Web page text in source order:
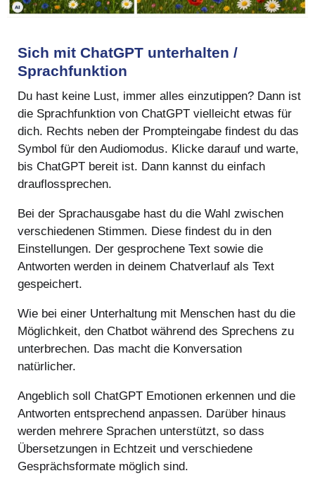
Sich mit ChatGPT unterhalten /
Sprachfunktion
Du hast keine Lust, immer alles einzutippen? Dann ist
die Sprachfunktion von ChatGPT vielleicht etwas für
dich. Rechts neben der Prompteingabe findest du das
Symbol für den Audiomodus. Klicke darauf und warte,
bis ChatGPT bereit ist. Dann kannst du einfach
drauflossprechen.
Bei der Sprachausgabe hast du die Wahl zwischen
verschiedenen Stimmen. Diese findest du in den
Einstellungen. Der gesprochene Text sowie die
Antworten werden in deinem Chatverlauf als Text
gespeichert.
Wie bei einer Unterhaltung mit Menschen hast du die
Möglichkeit, den Chatbot während des Sprechens zu
unterbrechen. Das macht die Konversation
natürlicher.
Angeblich soll ChatGPT Emotionen erkennen und die
Antworten entsprechend anpassen. Darüber hinaus
werden mehrere Sprachen unterstützt, so dass
Übersetzungen in Echtzeit und verschiedene
Gesprächsformate möglich sind.